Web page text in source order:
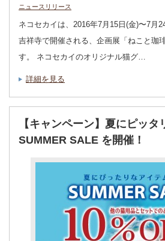
ニュースリリース
ネコセカイは、2016年7月15日(金)〜7月
吉祥寺で開催される、企画展「ねこと珈
す。 ネコセカイのオリジナル猫グ…
詳細を見る
【キャンペーン】夏にピッタ
SUMMER SALE を開催！